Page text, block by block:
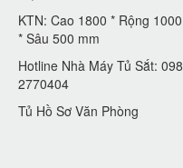
KTN: Cao 1800 * Rộng 1000
* Sâu 500 mm
Hotline Nhà Máy Tủ Sắt: 098
2770404
Tủ Hồ Sơ Văn Phòng